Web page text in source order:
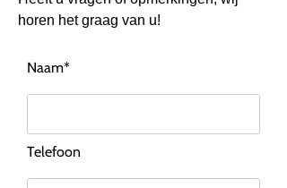
horen het graag van u!
Naam*
Telefoon